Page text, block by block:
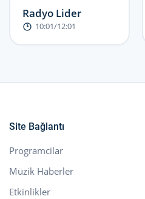
Radyo Lider
10:01/12:01
Site Bağlantı
Programcilar
Müzik Haberler
Etkinlikler